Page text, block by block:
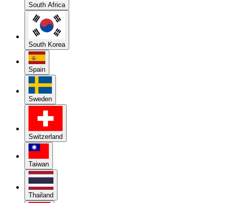
South Africa
South Korea
Spain
Sweden
Switzerland
Taiwan
Thailand